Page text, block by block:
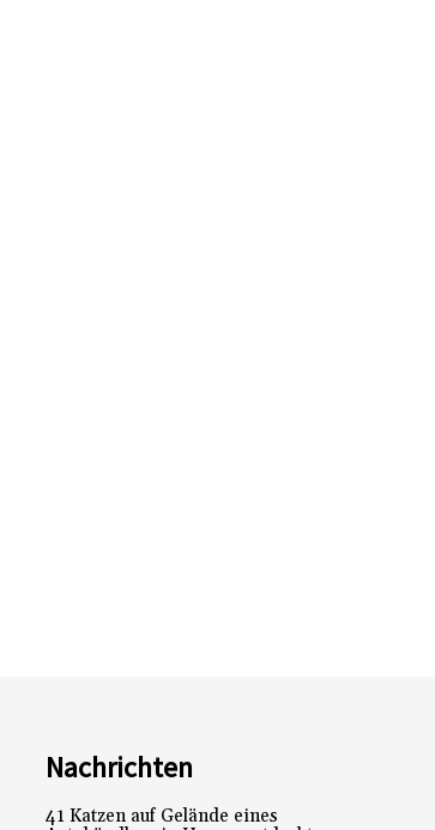
Nachrichten
41 Katzen auf Gelände eines